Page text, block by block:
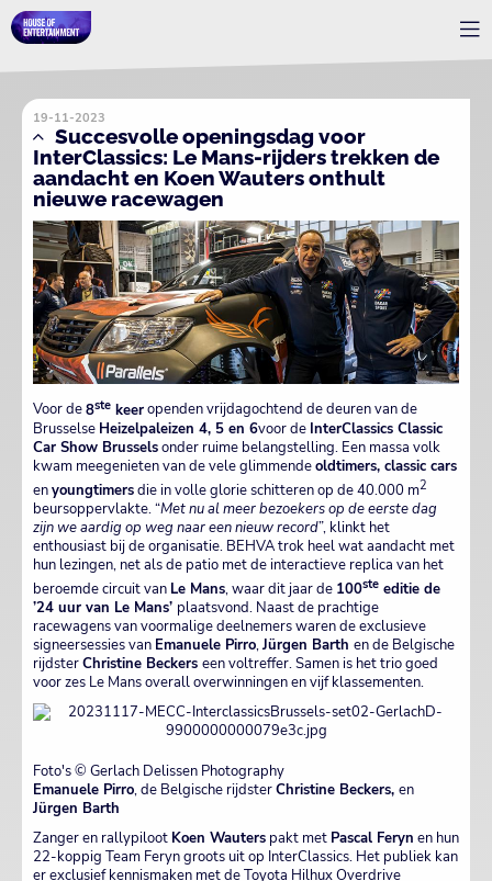
19-11-2023
Succesvolle openingsdag voor
InterClassics: Le Mans-rijders trekken de
aandacht en Koen Wauters onthult
nieuwe racewagen
Voor de8ste keeropenden vrijdagochtend de deuren van de
Brusselse Heizelpaleizen 4, 5 en 6voor de InterClassics Classic
Car Show Brusselsonder ruime belangstelling. Een massa volk
kwam meegenieten van de vele glimmendeoldtimers, classic cars
enyoungtimersdie in volle glorie schitteren op de 40.000 m2
beursoppervlakte. “Met nu al meer bezoekers op de eerste dag
zijn we aardig op weg naar een nieuw record”, klinkt het
enthousiast bij de organisatie. BEHVA trok heel wat aandacht met
hun lezingen, net als de patio met de interactieve replica van het
beroemde circuit van Le Mans, waar dit jaar de 100ste editie de
’24 uur van Le Mans’ plaatsvond. Naast de prachtige
racewagens van voormalige deelnemers waren de exclusieve
signeersessies van Emanuele Pirro,Jürgen Barth en de Belgische
rijdsterChristine Beckers een voltreffer. Samen is het trio goed
voor zes Le Mans overall overwinningen en vijf klassementen.
Foto's © Gerlach Delissen Photography
Emanuele Pirro, de Belgische rijdsterChristine Beckers, en
Jürgen Barth
Zanger en rallypiloot Koen Wauters pakt met Pascal Feryn en hun
22-koppig Team Feryn groots uit op InterClassics. Het publiek kan
er exclusief kennismaken met de Toyota Hilhux Overdrive